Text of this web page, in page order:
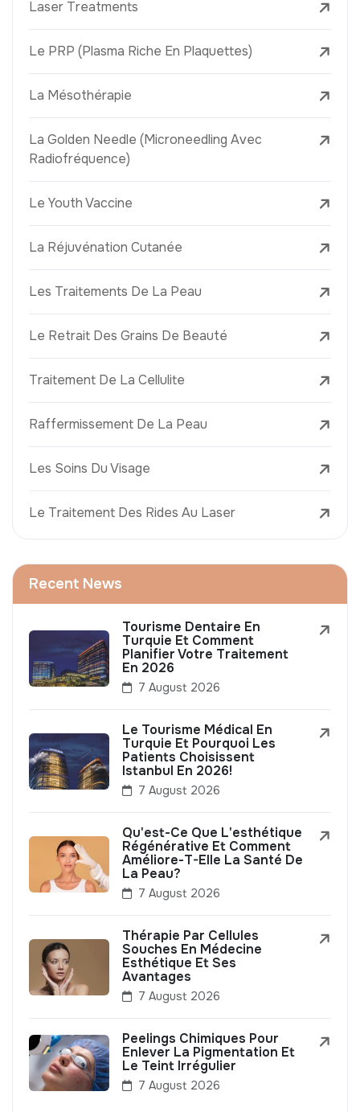
Laser Treatments
Le PRP (Plasma Riche En Plaquettes)
La Mésothérapie
La Golden Needle (Microneedling Avec
Radiofréquence)
Le Youth Vaccine
La Réjuvénation Cutanée
Les Traitements De La Peau
Le Retrait Des Grains De Beauté
Traitement De La Cellulite
Raffermissement De La Peau
Les Soins Du Visage
Le Traitement Des Rides Au Laser
Recent News
Tourisme Dentaire En
Turquie Et Comment
Planifier Votre Traitement
En 2026
7 August 2026
Le Tourisme Médical En
Turquie Et Pourquoi Les
Patients Choisissent
Istanbul En 2026!
7 August 2026
Qu'est-Ce Que L'esthétique
Régénérative Et Comment
Améliore-T-Elle La Santé De
La Peau?
7 August 2026
Thérapie Par Cellules
Souches En Médecine
Esthétique Et Ses
Avantages
7 August 2026
Peelings Chimiques Pour
Enlever La Pigmentation Et
Le Teint Irrégulier
7 August 2026